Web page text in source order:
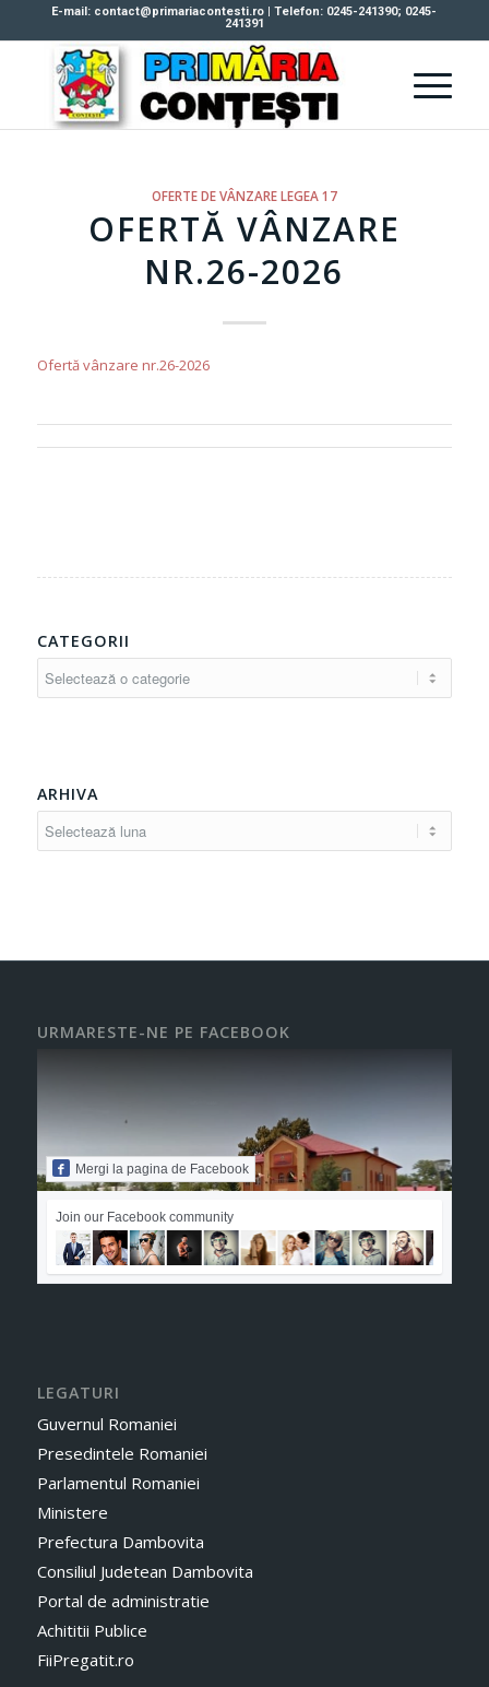
E-mail: contact@primariacontesti.ro | Telefon: 0245-241390; 0245-
241391
OFERTE DE VÂNZARE LEGEA 17
OFERTĂ VÂNZARE
NR.26-2026
Ofertă vânzare nr.26-2026
CATEGORII
ARHIVA
URMARESTE-NE PE FACEBOOK
Mergi la pagina de Facebook
Join our Facebook community
LEGATURI
Guvernul Romaniei
Presedintele Romaniei
Parlamentul Romaniei
Ministere
Prefectura Dambovita
Consiliul Judetean Dambovita
Portal de administratie
Achititii Publice
FiiPregatit.ro